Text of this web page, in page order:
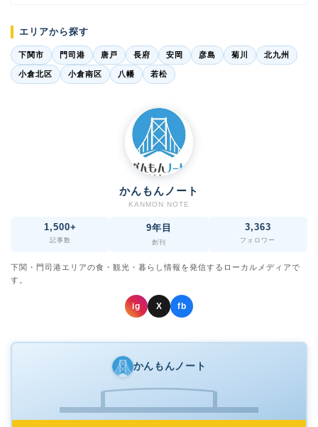
エリアから探す
下関市 門司港 唐戸 長府 安岡 彦島 菊川 北九州
小倉北区 小倉南区 八幡 若松
かんもんノート
KANMON NOTE
1,500+
記事数
9年目
創刊
3,363
フォロワー
下関・門司港エリアの食・観光・暮らし情報を発信するローカルメディアで
す。
ig X fb
かんもんノート